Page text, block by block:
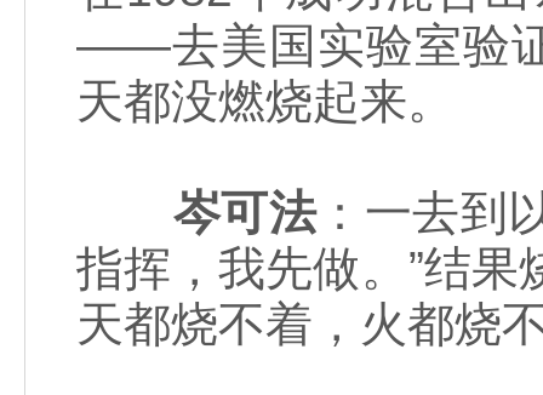
——去美国实验室验
天都没燃烧起来。
岑可法：一去到
指挥，我先做。”结
天都烧不着，火都烧